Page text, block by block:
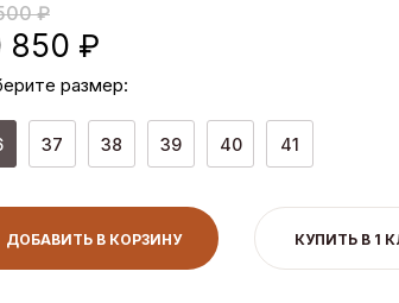
₽
850 ₽
размер:
37 38 39 40 41
ДОБАВИТЬ В КОРЗИНУ КУПИТЬ В 1